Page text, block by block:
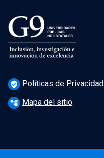
verified_user Políticas de Privacidad
account_tree Mapa del sitio